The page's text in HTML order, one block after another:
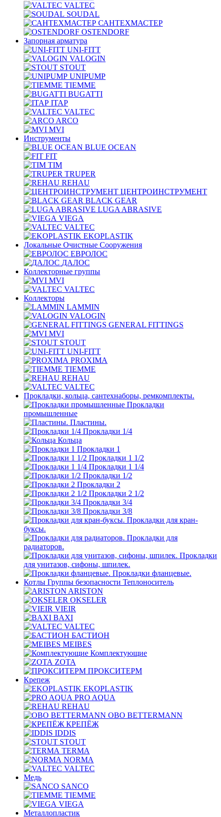
VALTEC
SOUDAL
САНТЕХМАСТЕР
OSTENDORF
Запорная арматура
UNI-FITT
VALOGIN
STOUT
UNIPUMP
TIEMME
BUGATTI
ITAP
VALTEC
ARCO
MVI
Инструменты
BLUE OCEAN
FIT
TIM
TRUPER
REHAU
ЦЕНТРОИНСТРУМЕНТ
BLACK GEAR
LUGA ABRASIVE
VIEGA
VALTEC
EKOPLASTIK
Локальные Очистные Сооружения
ЕВРОЛОС
ДАЛОС
Коллекторные группы
MVI
VALTEC
Коллекторы
LAMMIN
VALOGIN
GENERAL FITTINGS
MVI
STOUT
UNI-FITT
PROXIMA
TIEMME
REHAU
VALTEC
Прокладки, кольца, сантехнаборы, ремкомплекты.
Прокладки
промышленные
Пластины.
Прокладки 1/4
Кольца
Прокладки 1
Прокладки 1 1/2
Прокладки 1 1/4
Прокладки 1/2
Прокладки 2
Прокладки 2 1/2
Прокладки 3/4
Прокладки 3/8
Прокладки для кран-
буксы.
Прокладки для
радиаторов.
Прокладки
для унитазов, сифоны, шпилек.
Прокладки фланцевые.
Котлы Группы безопасности Теплоноситель
ARISTON
OKSELER
VIEIR
BAXI
VALTEC
БАСТИОН
MEIBES
Комплектующие
ZOTA
ПРОКСИТЕРМ
Крепеж
EKOPLASTIK
PRO AQUA
REHAU
OBO BETTERMANN
КРЕПЁЖ
IDDIS
STOUT
TERMA
NORMA
VALTEC
Медь
SANCO
TIEMME
VIEGA
Металлопластик